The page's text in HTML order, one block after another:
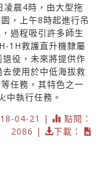
晨4時，由大型拖
，上午8時起進行吊
過程吸引許多師生
1H救護直升機隸屬
役，未來將提供作
使用於中低海拔救
任務，其特色之一
中執行任務。
04-21 |
點閱：
2086 |
下載：